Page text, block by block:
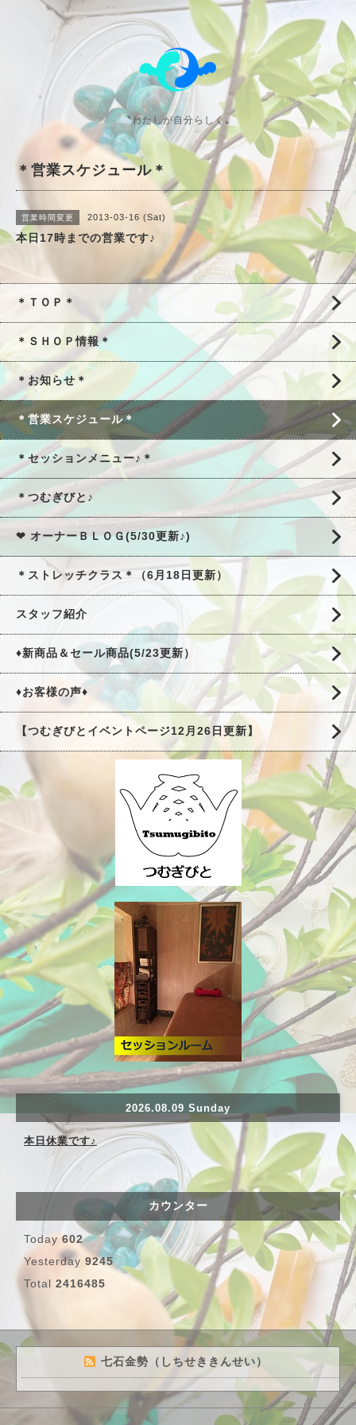
〝わたしが自分らしく〟
＊営業スケジュール＊
営業時間変更 2013-03-16 (Sat)
本日17時までの営業です♪
＊ＴＯＰ＊
＊ＳＨＯＰ情報＊
＊お知らせ＊
＊営業スケジュール＊
＊セッションメニュー♪＊
＊つむぎびと♪
❤ オーナーＢＬＯＧ(5/30更新♪)
＊ストレッチクラス＊（6月18日更新）
スタッフ紹介
♦新商品＆セール商品(5/23更新）
♦お客様の声♦
【つむぎびとイベントページ12月26日更新】
2026.08.09 Sunday
本日休業です♪
カウンター
Today 602
Yesterday 9245
Total 2416485
七石金勢（しちせききんせい）